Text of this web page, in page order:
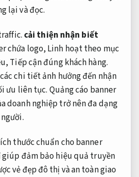
lại và đọc.
cải thiện nhận biết
chứa logo, Linh hoạt theo mục
Tiếp cận đúng khách hàng.
chi tiết ảnh hưởng đến nhận
ưu liên tục. Quảng cáo banner
doanh nghiệp trở nên đa dạng
thước chuẩn cho banner
đảm bảo hiệu quả truyền
vẻ đẹp đô thị và an toàn giao